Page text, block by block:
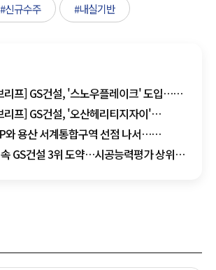
#신규수주 #내실기반
리프] GS건설, '스노우플레이크' 도입…
고도화 外
리프] GS건설, '오산헤리티지자이'
관 外
와 용산 서계통합구역 선점 나서…
가동
GS건설 3위 도약…시공능력평가 상위권